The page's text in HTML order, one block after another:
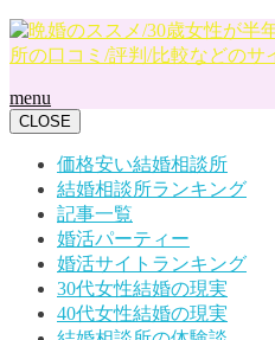
menu
CLOSE
価格安い結婚相談所
結婚相談所ランキング
記事一覧
婚活パーティー
婚活サイトランキング
30代女性結婚の現実
40代女性結婚の現実